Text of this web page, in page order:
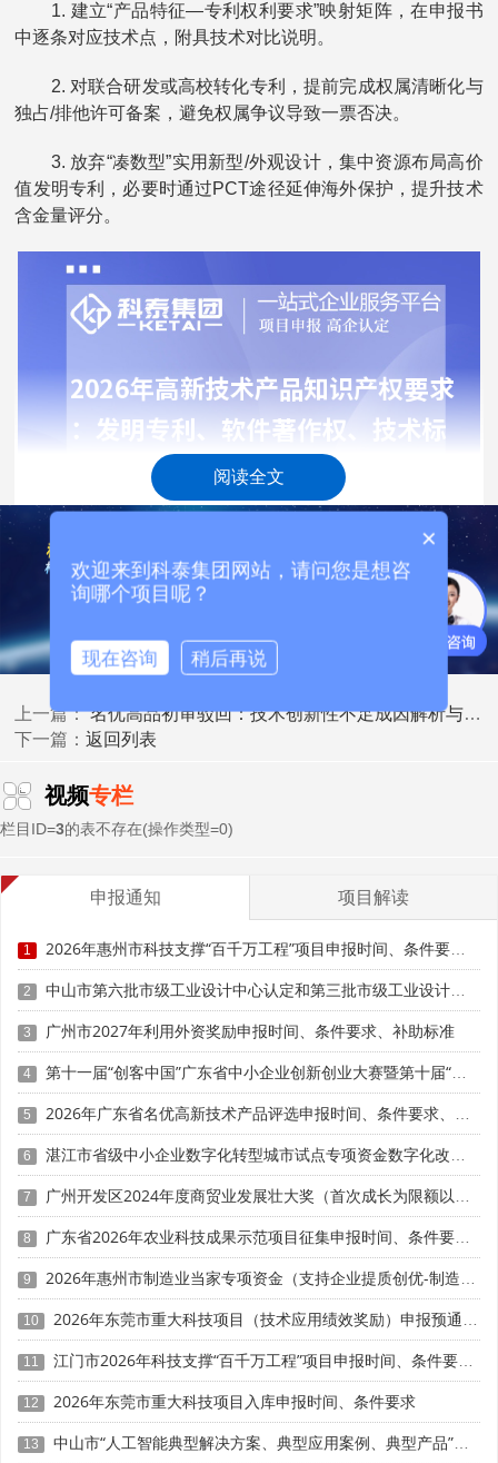
1. 建立“产品特征—专利权利要求”映射矩阵，在申报书
中逐条对应技术点，附具技术对比说明。
2. 对联合研发或高校转化专利，提前完成权属清晰化与
独占/排他许可备案，避免权属争议导致一票否决。
3. 放弃“凑数型”实用新型/外观设计，集中资源布局高价
值发明专利，必要时通过PCT途径延伸海外保护，提升技术
含金量评分。
二、 软件著作权：从“辅助证明”到“数字化产品硬通货”
• 政策定位：随着广东“智改数转网联”战略深入推进，工
业软件、嵌入式系统、AI算法平台、智能控制模块等数字化
而是判定“代码自主性、算法原创性、系统可迭代性”的核心
依据。
• 专家评审焦点：
际运行版本的对应关系。批量登记、版本割裂、代码相似度
高的材料将被标记风险。
2. 软硬件边界界定：嵌入式产品需明确硬件平台与软件
算法的解耦逻辑，提供底层驱动、控制逻辑或数据处理模块
的独立软著证明。
3. 应用实证要求：仅提供登记证书已不足够。需附具版
本发布说明、用户操作手册、部署合同、SaaS访问日志或
第三方系统兼容性测试报告。
• 企业应对策略：
1. 按产品功能模块拆分申报软著，确保“一模块一软著
一版本”，避免大杂烩式打包。
2. 保留核心源代码版本库(Git/SVN)、测试用例、算法训
练数据集(脱敏)及迭代记录，构建完整的研发过程证据链。
3. 对开源代码集成部分，需出具合规性说明与二次开发
差异化证明，明确自主知识产权边界。
三、 技术标准：从“加分项”到“行业话语权与产品定价
阅读全文
上一篇：名优高品初审驳回：技术创新性不足成因解析与材料整改实操方案
下一篇：返回列表
视频专栏
栏目ID=3的表不存在(操作类型=0)
申报通知 项目解读
1 2026年惠州市科技支撑“百千万工程”项目申报时间、条件要求、资助奖励
2 中山市第六批市级工业设计中心认定和第三批市级工业设计中心复核申报时间、条件要求、扶持奖励
3 广州市2027年利用外资奖励申报时间、条件要求、补助标准
4 第十一届“创客中国”广东省中小企业创新创业大赛暨第十届“创客广东”大赛时间、条件要求、扶持奖励
5 2026年广东省名优高新技术产品评选申报时间、条件要求、扶持奖励
6 湛江市省级中小企业数字化转型城市试点专项资金数字化改造项目（第八批）申报时间、条件要求、补助奖励
7 广州开发区2024年度商贸业发展壮大奖（首次成长为限额以上企业）申报时间、条件要求、补助标准
8 广东省2026年农业科技成果示范项目征集申报时间、条件要求、资助奖励
9 2026年惠州市制造业当家专项资金（支持企业提质创优-制造业单项冠军）项目入库申报时间、条件要求、奖励标准
10 2026年东莞市重大科技项目（技术应用绩效奖励）申报预通知时间、条件要求
11 江门市2026年科技支撑“百千万工程”项目申报时间、条件要求、资助奖励
12 2026年东莞市重大科技项目入库申报时间、条件要求
13 中山市“人工智能典型解决方案、典型应用案例、典型产品”征集申报时间、条件要求、扶持政策
×
欢迎来到科泰集团网站，请问您是想咨
询哪个项目呢？
现在咨询 稍后再说